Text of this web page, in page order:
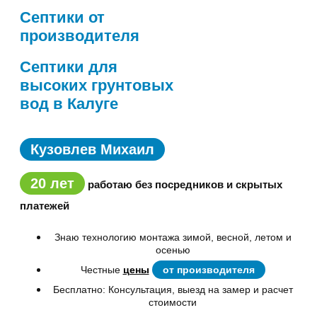
Септики от
производителя
Септики для
высоких грунтовых
вод в Калуге
Кузовлев Михаил
20 лет
работаю без посредников и скрытых
платежей
Знаю технологию монтажа зимой, весной, летом и
осенью
Честные цены
от производителя
Бесплатно: Консультация, выезд на замер и расчет
стоимости